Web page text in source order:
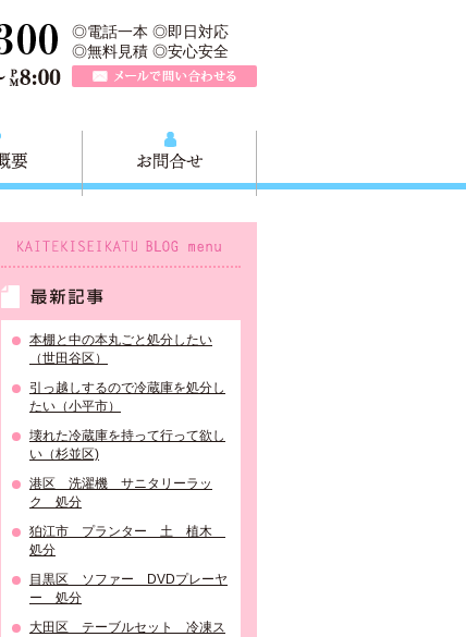
TEL 0120-757-161（年中無休）営業時間AM9:00～
◎電話一本 ◎即日対応
◎無料見積 ◎安心安全
本棚と中の本丸ごと処分したい
（世田谷区）
引っ越しするので冷蔵庫を処分し
たい（小平市）
壊れた冷蔵庫を持って行って欲し
い（杉並区)
港区 洗濯機 サニタリーラッ
ク 処分
狛江市 プランター 土 植木
処分
目黒区 ソファー DVDプレーヤ
ー 処分
大田区 テーブルセット 冷凍ス